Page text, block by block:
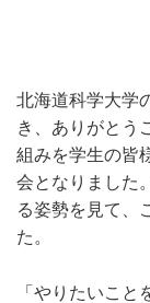
北海道科学大学
き、ありがとう
組みを学生の皆
会となりました
る姿勢を見て、
た。
「やりたいこと